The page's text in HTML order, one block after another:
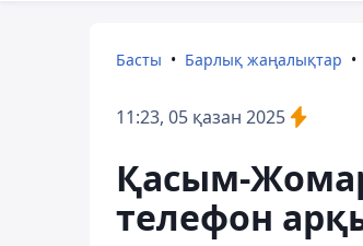
Басты Барлық жаңалықтар
11:23, 05 қазан 2025
Қасым-
телефон